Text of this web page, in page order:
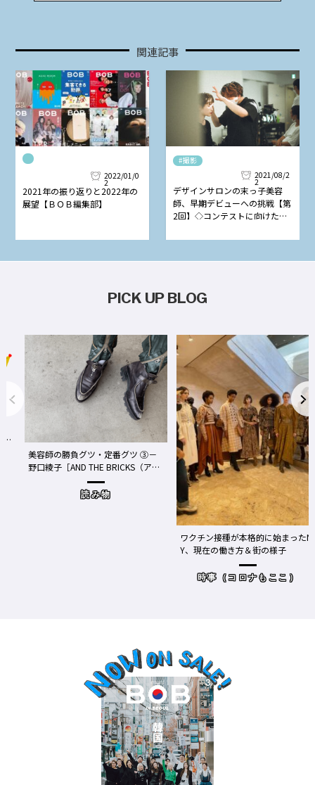
関連記事
2022/01/0
2
2021年の振り返りと2022年の
展望【ＢＯＢ編集部】
#撮影
2021/08/2
2
デザインサロンの末っ子美容
師、早期デビューへの挑戦【第
2回】◇コンテストに向けたシ
PICK UP BLOG
美容師の勝負グツ・定番グツ ③－
野口綾子［AND THE BRICKS（アン
ドザブリックス）／神奈川県鎌倉
読み物
ワクチン接種が本格的に始まったN
Y、現在の働き方＆街の様子
時事（コロナもここ）